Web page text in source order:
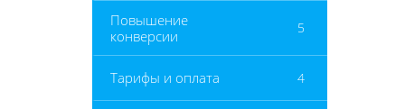
Повышение
конверсии
5
Тарифы и оплата 4